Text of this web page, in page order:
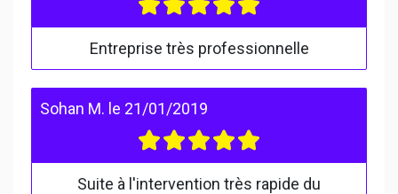
Entreprise très professionnelle
Sohan M. le 21/01/2019
Suite à l'intervention très rapide du